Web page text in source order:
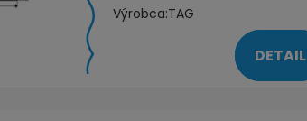
Výrobca:TAG
DETAIL